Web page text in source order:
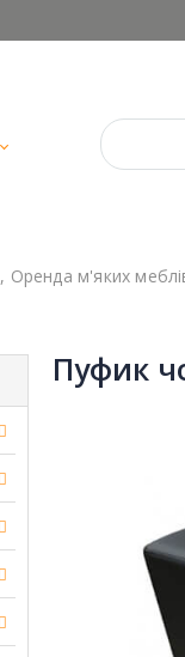
, Оренда м'яких
Пуфик